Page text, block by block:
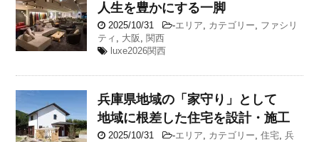
人生を豊かにする一脚
2025/10/31 -エリア, カテゴリー, ファシリ
ティ , 大阪 , 関西
luxe2026関西
兵庫県地域の「家守り」として
地域に根差した住宅を設計・施工
2025/10/31 -エリア, カテゴリー,住宅,兵